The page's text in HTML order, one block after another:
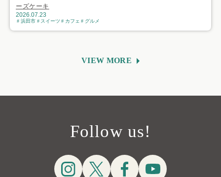
ーズケーキ
2026.07.23
浜田市 スイーツ カフェ グルメ
VIEW MORE
Follow us!